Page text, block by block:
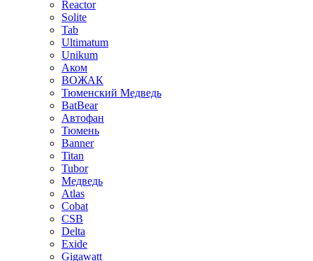
Reactor
Solite
Tab
Ultimatum
Unikum
Аком
ВОЖАК
Тюменский Медведь
BatBear
Автофан
Тюмень
Banner
Titan
Tubor
Медведь
Atlas
Cobat
CSB
Delta
Exide
Gigawatt